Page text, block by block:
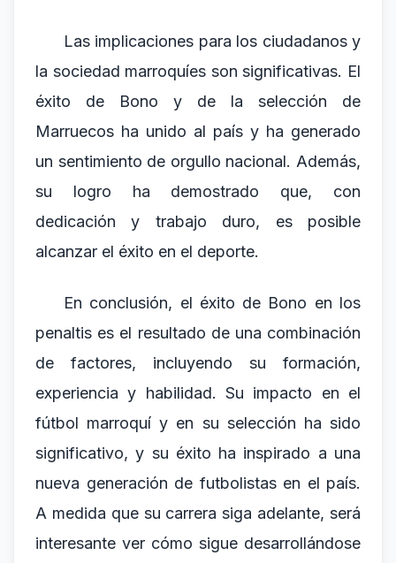
Las implicaciones para los ciudadanos y
la sociedad marroquíes son significativas. El
éxito de Bono y de la selección de
Marruecos ha unido al país y ha generado
un sentimiento de orgullo nacional. Además,
su logro ha demostrado que, con
dedicación y trabajo duro, es posible
alcanzar el éxito en el deporte.
En conclusión, el éxito de Bono en los
penaltis es el resultado de una combinación
de factores, incluyendo su formación,
experiencia y habilidad. Su impacto en el
fútbol marroquí y en su selección ha sido
significativo, y su éxito ha inspirado a una
nueva generación de futbolistas en el país.
A medida que su carrera siga adelante, será
interesante ver cómo sigue desarrollándose